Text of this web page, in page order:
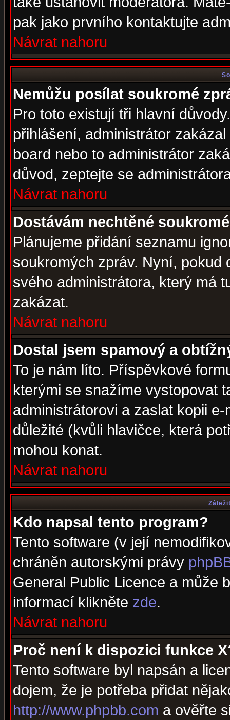
pak jako prvního kontaktujte
Návrat nahoru
Nemůžu posílat soukromé
Pro toto existují tři hlavní
přihlášení, administrátor
board nebo to administrátor
důvod, zeptejte se
Návrat nahoru
Dostávám nechtěné
Plánujeme přidání seznamu
soukromých zpráv. Nyní, pokud
svého administrátora, který má
zakázat.
Návrat nahoru
Dostal jsem spamový a
To je nám líto. Příspěvkové
kterými se snažíme vystopovat
administrátorovi a zaslat kopii
důležité (kvůli hlavičce, která
mohou konat.
Návrat nahoru
Kdo napsal tento program?
Tento software (v její
chráněn autorskými právy
General Public Licence a může
informací klikněte zde.
Návrat nahoru
Proč není k dispozici funkce
Tento software byl napsán a
dojem, že je potřeba přidat
http://www.phpbb.com a ověřte